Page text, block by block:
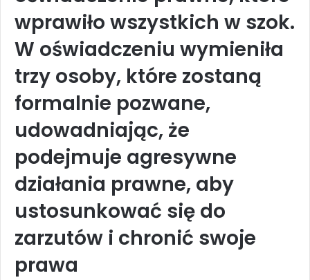
wprawiło wszystkich w szok.
W oświadczeniu wymieniła
trzy osoby, które zostaną
formalnie pozwane,
udowadniając, że
podejmuje agresywne
działania prawne, aby
ustosunkować się do
zarzutów i chronić swoje
prawa